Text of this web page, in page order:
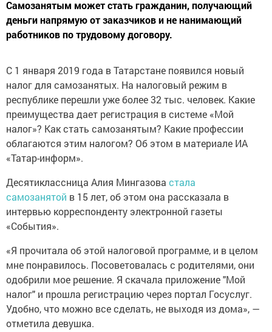
Самозанятым может стать гражданин, получающий
деньги напрямую от заказчиков и не нанимающий
работников по трудовому договору.
С 1 января 2019 года в Татарстане появился новый
налог для самозанятых. На налоговый режим в
республике перешли уже более 32 тыс. человек. Какие
преимущества дает регистрация в системе «Мой
налог»? Как стать самозанятым? Какие профессии
облагаются этим налогом? Об этом в материале ИА
«Татар-информ».
Десятиклассница Алия Мингазова стала
самозанятой в 15 лет, об этом она рассказала в
интервью корреспонденту электронной газеты
«События».
«Я прочитала об этой налоговой программе, и в целом
мне понравилось. Посоветовалась с родителями, они
одобрили мое решение. Я скачала приложение "Мой
налог" и прошла регистрацию через портал Госуслуг.
Удобно, что можно все сделать, не выходя из дома», —
отметила девушка.